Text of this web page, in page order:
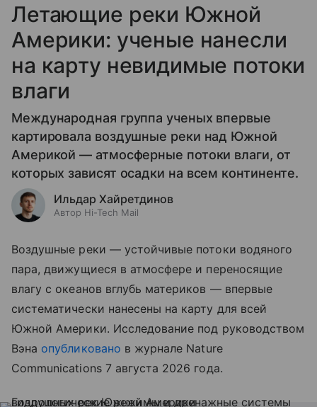
Летающие реки Южной
Америки: ученые нанесли
на карту невидимые потоки
влаги
Международная группа ученых впервые
картировала воздушные реки над Южной
Америкой — атмосферные потоки влаги, от
которых зависят осадки на всем континенте.
Ильдар Хайретдинов
Автор Hi-Tech Mail
Воздушные реки — устойчивые потоки водяного
пара, движущиеся в атмосфере и переносящие
влагу с океанов вглубь материков — впервые
систематически нанесены на карту для всей
Южной Америки. Исследование под руководством
Вэна опубликовано в журнале Nature
Communications 7 августа 2026 года.